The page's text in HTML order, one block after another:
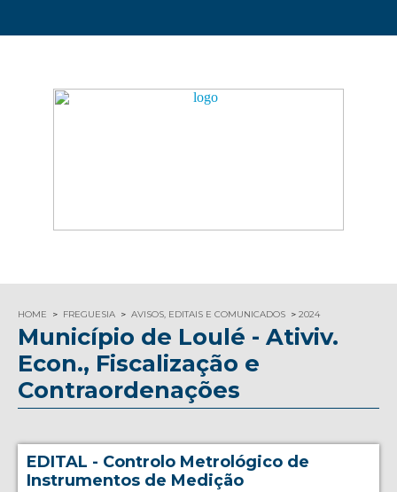
HOME FREGUESIA AVISOS, EDITAIS E COMUNICADOS 2024
Município de Loulé - Ativiv.
Econ., Fiscalização e
Contraordenações
EDITAL - Controlo Metrológico de
Instrumentos de Medição